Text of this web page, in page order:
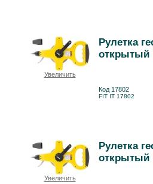
Увеличить
Рулетка
открытый
Код 17802
FIT IT 17802
Увеличить
Рулетка
открытый